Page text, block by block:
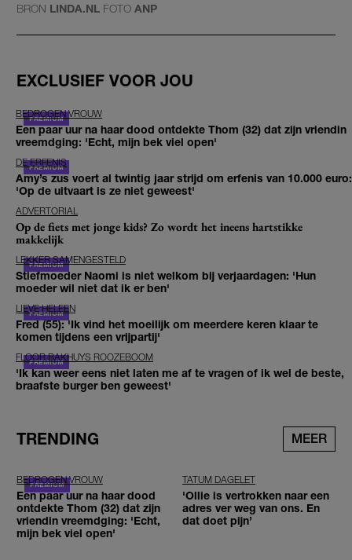
BRON LINDA.NL FOTO ANP
EXCLUSIEF VOOR JOU
BEDROGEN VROUW
Een paar uur na haar dood ontdekte Thom (32) dat zijn vriendin
vreemdging: 'Echt, mijn bek viel open'
DE ERFENIS
Amy’s zus voert al twintig jaar strijd om erfenis van 10.000 euro:
'Op de uitvaart is ze niet geweest'
ADVERTORIAL
Op de fiets met jonge kids? Zo wordt het ineens hartstikke
makkelijk
LEKKER SAMENGESTELD
Stiefmoeder Naomi is niet welkom bij verjaardagen: 'Hun
moeder wil niet dat ik er ben'
LIEVE HELEEN
Fred (55): 'Ik vind het moeilijk om meerdere keren klaar te
komen tijdens een vrijpartij'
FLOOR BAKHUYS ROOZEBOOM
'Ik kan weer eens niet laten me af te vragen of ik wel de beste,
braafste burger ben geweest'
TRENDING MEER
BEDROGEN VROUW
Een paar uur na haar dood
ontdekte Thom (32) dat zijn
vriendin vreemdging: 'Echt,
mijn bek viel open'
TATUM DAGELET
'Ollie is vertrokken naar een
adres ver weg van ons. En
dat doet pijn’